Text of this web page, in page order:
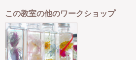
この教室の他のワークショップ